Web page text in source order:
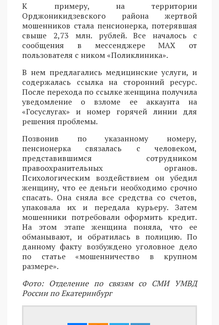
К примеру, на территории
Орджоникидзевского района жертвой
мошенников стала пенсионерка, потерявшая
свыше 2,73 млн. рублей. Все началось с
сообщения в мессенджере MAX от
пользователя с ником «Поликлиника».
В нем предлагались медицинские услуги, и
содержалась ссылка на сторонний ресурс.
После перехода по ссылке женщина получила
уведомление о взломе ее аккаунта на
«Госуслугах» и номер горячей линии для
решения проблемы.
Позвонив по указанному номеру,
пенсионерка связалась с человеком,
представившимся сотрудником
правоохранительных органов.
Психологическим воздействием он убедил
женщину, что ее деньги необходимо срочно
спасать. Она сняла все средства со счетов,
упаковала их и передала курьеру. Затем
мошенники потребовали оформить кредит.
На этом этапе женщина поняла, что ее
обманывают, и обратилась в полицию. По
данному факту возбуждено уголовное дело
по статье «мошенничество в крупном
размере».
Фото: Отделение по связям со СМИ УМВД
России по Екатеринбург